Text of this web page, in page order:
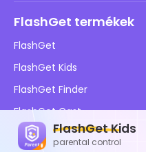
FlashGet Kids
parental control
DMCA irányelv
Adatvédelmi irányelvek
Hirdetési irányelvek
Ne adja el az adataimat
Gyermekek online
Letöltés
FlashGet termékek
FlashGet
FlashGet Kids
FlashGet Finder
FlashGet Cast